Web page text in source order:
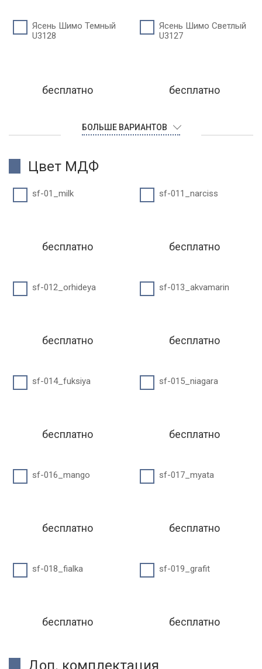
Ясень Шимо Темный
U3128
бесплатно
Ясень Шимо Светлый
U3127
бесплатно
БОЛЬШЕ ВАРИАНТОВ
Цвет МДФ
sf-01_milk
бесплатно
sf-011_narciss
бесплатно
sf-012_orhideya
бесплатно
sf-013_akvamarin
бесплатно
sf-014_fuksiya
бесплатно
sf-015_niagara
бесплатно
sf-016_mango
бесплатно
sf-017_myata
бесплатно
sf-018_fialka
бесплатно
sf-019_grafit
бесплатно
Доп. комплектация